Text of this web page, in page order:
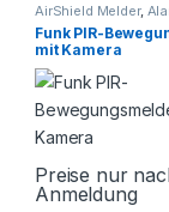
AirShield Melder,
Dahua AirShield
Sicherheitstechnik
Funk PIR-
mit Kamera
Preise nur
Anmeldung